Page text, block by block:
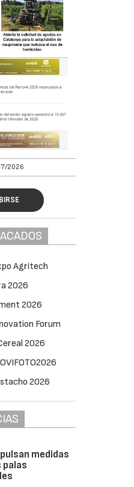
07/2026
medidas
palas